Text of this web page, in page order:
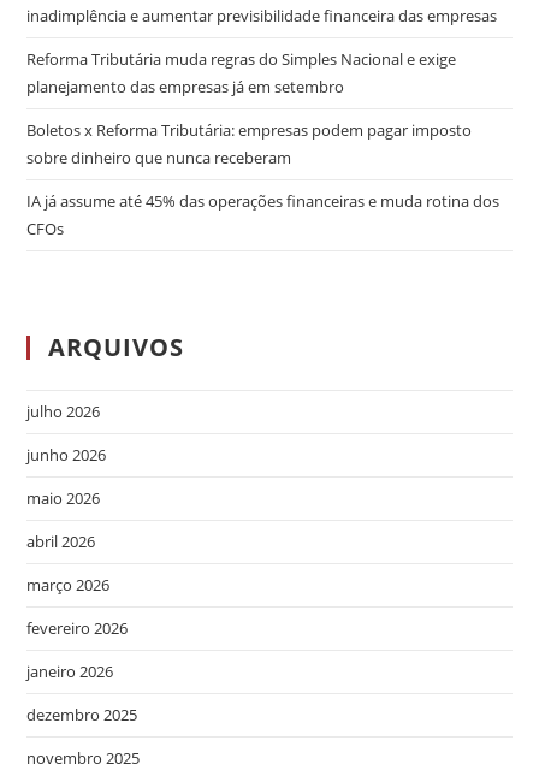
inadimplência e aumentar previsibilidade financeira das empresas
Reforma Tributária muda regras do Simples Nacional e exige
planejamento das empresas já em setembro
Boletos x Reforma Tributária: empresas podem pagar imposto
sobre dinheiro que nunca receberam
IA já assume até 45% das operações financeiras e muda rotina dos
CFOs
ARQUIVOS
julho 2026
junho 2026
maio 2026
abril 2026
março 2026
fevereiro 2026
janeiro 2026
dezembro 2025
novembro 2025